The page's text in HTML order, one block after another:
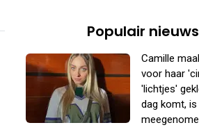
Populair nieuws
Camille
voor haar
'lichtjes'
dag komt,